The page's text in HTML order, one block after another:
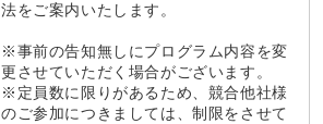
法をご案内いたします。
※事前の告知無しにプログラム内容を変
更させていただく場合がございます。
※定員数に限りがあるため、競合他社様
のご参加につきましては、制限をさせて